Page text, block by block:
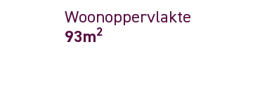
Woonoppervlakte
93m2